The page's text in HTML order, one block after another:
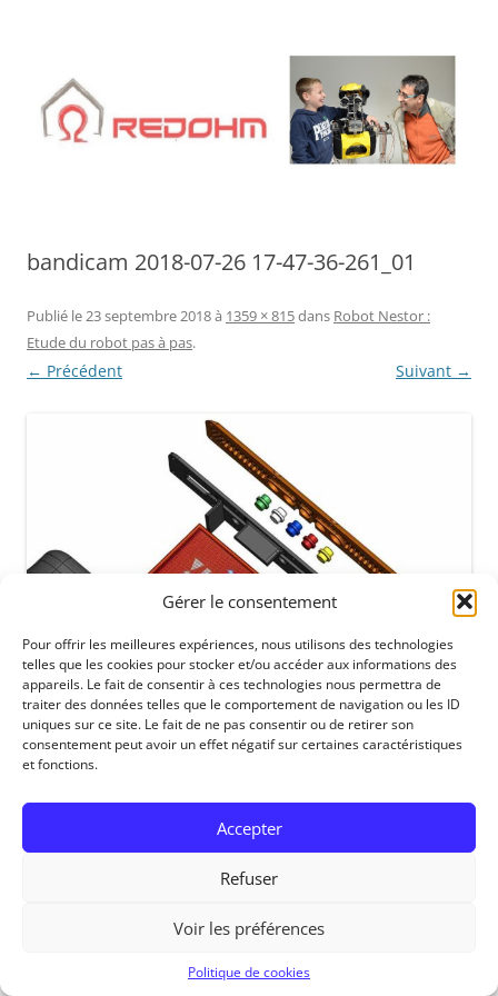
Gérer le consentement
Pour offrir les meilleures expériences, nous utilisons des technologies
telles que les cookies pour stocker et/ou accéder aux informations des
appareils. Le fait de consentir à ces technologies nous permettra de
traiter des données telles que le comportement de navigation ou les ID
uniques sur ce site. Le fait de ne pas consentir ou de retirer son
consentement peut avoir un effet négatif sur certaines caractéristiques
et fonctions.
Accepter
Refuser
Voir les préférences
Politique de cookies
bandicam 2018-07-26 17-47-36-261_01
Publié le 23 septembre 2018à 1359 × 815dans Robot Nestor :
Etude du robot pas à pas.
← Précédent Suivant →